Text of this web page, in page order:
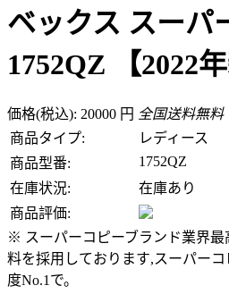
ベックス スーパ
1752QZ 【2022年
価格(税込): 20000 円 全国送料無料
商品タイプ:
レディース
商品型番:
1752QZ
在庫状況:
在庫あり
商品評価:
※ スーパーコピーブランド業界
料を採用しております,スーパー
度No.1で。